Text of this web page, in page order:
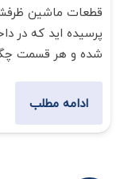
قطعات ماشین
پرسیده اید که در
شده و هر قسمت
ادامه مطلب